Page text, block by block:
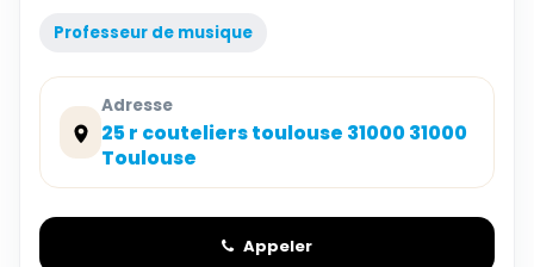
Professeur de musique
Adresse
25 r couteliers toulouse 31000 31000
Toulouse
Appeler